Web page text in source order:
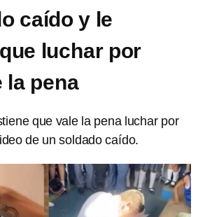
caído y le
luchar por
la pena
que vale la pena luchar por
de un soldado caído.